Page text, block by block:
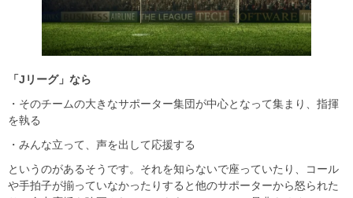
「Jリーグ」なら
・そのチームの大きなサポーター集団が中心となって集まり、指揮
を執る
・みんな立って、声を出して応援する
というのがあるそうです。それを知らないで座っていたり、コール
や手拍子が揃っていなかったりすると他のサポーターから怒られた